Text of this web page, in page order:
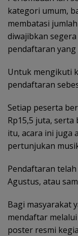
kategori umum,
membatasi
diwajibkan
pendaftaran yang
Untuk mengikuti
pendaftaran
Setiap peserta
Rp15,5 juta,
itu, acara ini juga
pertunjukan
Pendaftaran
Agustus, atau
Bagi masyarakat
mendaftar
poster resmi